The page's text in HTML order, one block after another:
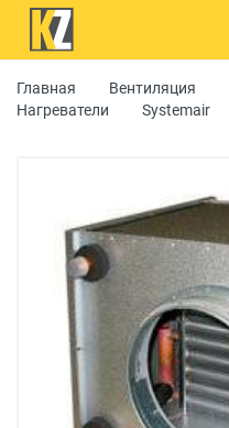
Главная Вентиляция
Нагреватели
Systemair